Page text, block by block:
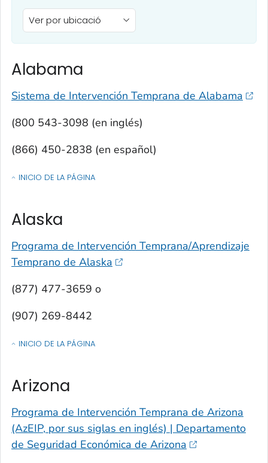
Ver por ubicació
Alabama
Sistema de Intervención Temprana de Alabama
(800 543-3098 (en inglés)
(866) 450-2838 (en español)
INICIO DE LA PÁGINA
OF CONTACTOS POR ESTADO, TERRITORIO O ESTADO LIBRE
Alaska
Programa de Intervención Temprana/Aprendizaje
Temprano de Alaska
(877) 477-3659 o
(907) 269-8442
INICIO DE LA PÁGINA
OF CONTACTOS POR ESTADO, TERRITORIO O ESTADO LIBRE
Arizona
Programa de Intervención Temprana de Arizona
(AzEIP, por sus siglas en inglés) | Departamento
de Seguridad Económica de Arizona